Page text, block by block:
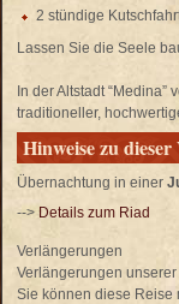
2 stündige
Lassen Sie die Seele
In der Altstadt
traditioneller,
Hinweise zu
Übernachtung in einer
--> Details zum Riad
Verlängerungen
Verlängerungen
Sie können diese Reise